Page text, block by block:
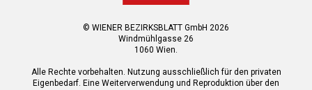
© WIENER BEZIRKSBLATT GmbH 2026
Windmühlgasse 26
1060 Wien.
Alle Rechte vorbehalten. Nutzung ausschließlich für den privaten
Eigenbedarf. Eine Weiterverwendung und Reproduktion über den